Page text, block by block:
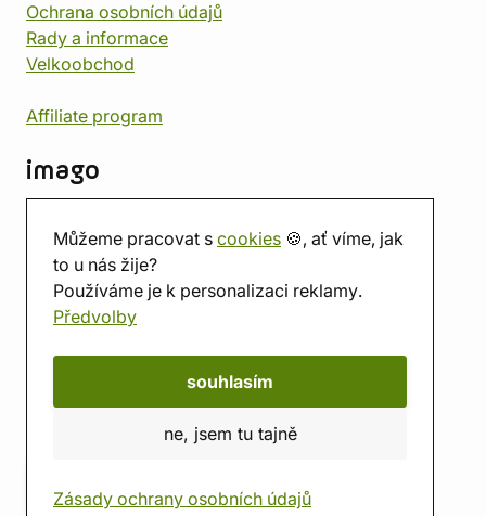
Můžeme pracovat s cookies 🍪, ať víme, jak
to u nás žije?
Používáme je k personalizaci reklamy.
Předvolby
souhlasím
ne, jsem tu tajně
Zásady ochrany osobních údajů
Ochrana osobních údajů
Rady a informace
Velkoobchod
Affiliate program
imago
Prodejna
Herna
O nás
Hodnocení obchodu